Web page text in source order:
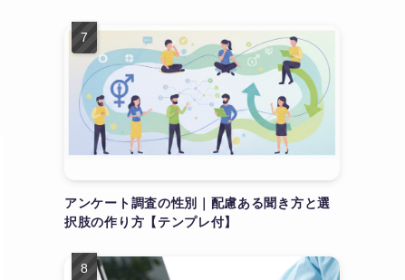
アンケート調査の性別｜配慮ある聞き方と選
択肢の作り方【テンプレ付】